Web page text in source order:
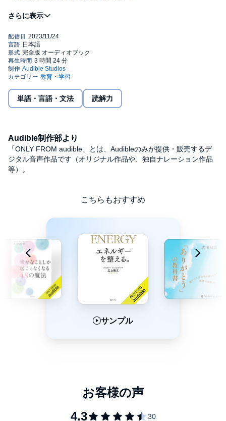
“本当の意味”を知るだけで、
日常がガラリと変わる！
「私」「幸せ」「許す」「大変」「楽しい」…
人生を切りひらくパワーが秘められた
私たちは、
自分の発した言葉通りの人生を
これは単なる人生訓や戒めではなく、
【人生を切りひらく大和言葉】
「すごい」
「すごい」とは、「素・濃い」。
「素」の状態が、最も「色濃く」現れるとき、
「大変」とは、「大きく変わる」ということ。
何も悪いことではありません。
単語・言語・文法 読解力
Audible制作部より
「ONLY FROM audible」とは、Audibleのみが提供・販売するデ
ジタル音声作品です（オリジナル作品や、独自ナレーション作品
等）。
こちらもおすすめ
サンプル